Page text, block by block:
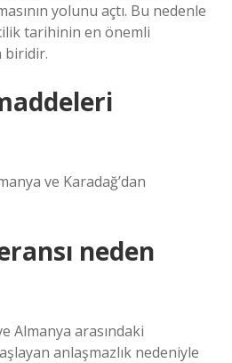
yolunu açtı. Bu nedenle
tarihinin en önemli
biridir.
ve Karadağ’dan
neden
Almanya arasındaki
anlaşmazlık nedeniyle